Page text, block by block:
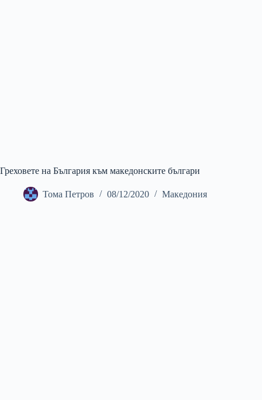
Греховете на България към македонските българи
Тома Петров 08/12/2020 Македония